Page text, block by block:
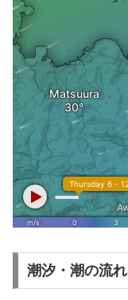
潮汐・潮の流れ